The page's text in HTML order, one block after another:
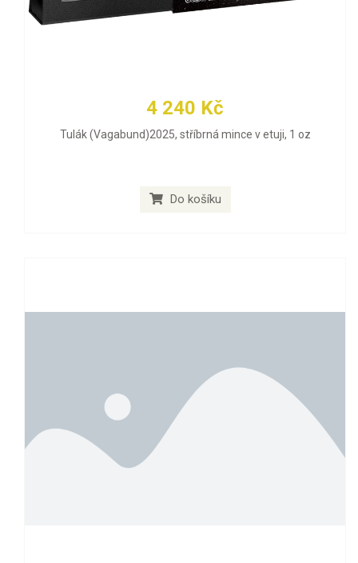
4 240 Kč
Tulák (Vagabund)2025, stříbrná mince v etuji, 1 oz
Do košíku